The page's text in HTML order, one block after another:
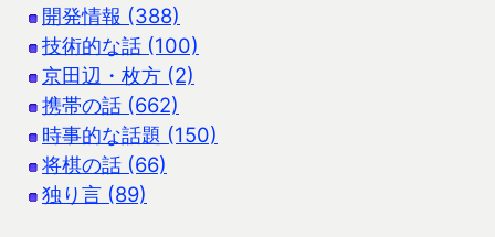
開発情報 (388)
技術的な話 (100)
京田辺・枚方 (2)
携帯の話 (662)
時事的な話題 (150)
将棋の話 (66)
独り言 (89)